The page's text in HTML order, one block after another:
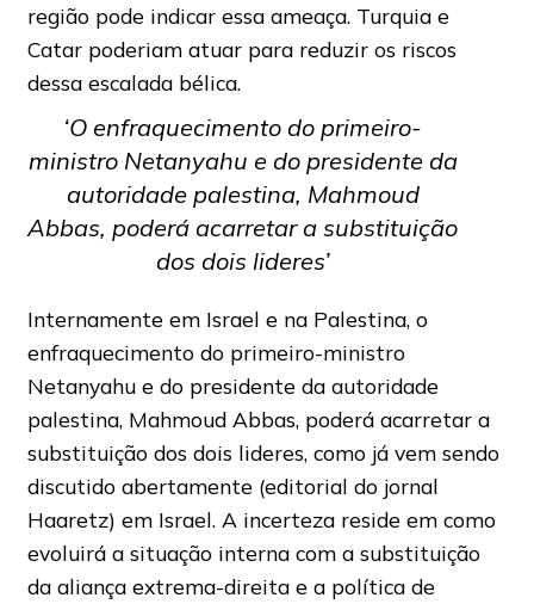
região pode indicar essa ameaça. Turquia e
Catar poderiam atuar para reduzir os riscos
dessa escalada bélica.
‘O enfraquecimento do primeiro-
ministro Netanyahu e do presidente da
autoridade palestina, Mahmoud
Abbas, poderá acarretar a substituição
dos dois lideres’
Internamente em Israel e na Palestina, o
enfraquecimento do primeiro-ministro
Netanyahu e do presidente da autoridade
palestina, Mahmoud Abbas, poderá acarretar a
substituição dos dois lideres, como já vem sendo
discutido abertamente (editorial do jornal
Haaretz) em Israel. A incerteza reside em como
evoluirá a situação interna com a substituição
da aliança extrema-direita e a política de